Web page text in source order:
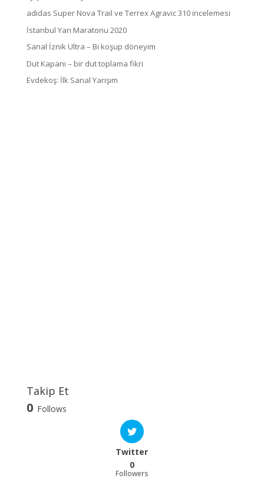
adidas Super Nova Trail ve Terrex Agravic 310 incelemesi
İstanbul Yarı Maratonu 2020
Sanal İznik Ultra – Bi koşup döneyim
Dut Kapanı – bir dut toplama fikri
Evdekoş: İlk Sanal Yarışım
Takip Et
0 Follows
Twitter
0
Followers